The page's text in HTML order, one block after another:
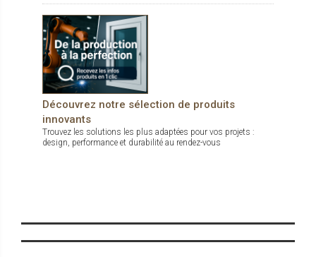
Découvrez notre sélection de produits
innovants
Trouvez les solutions les plus adaptées pour vos projets :
design, performance et durabilité au rendez-vous